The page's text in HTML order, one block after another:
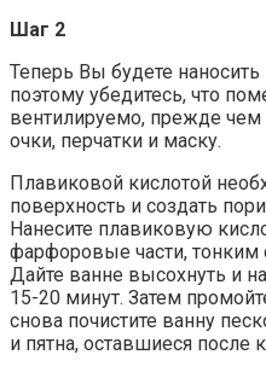
Шаг 2
Теперь Вы будете
поэтому убедитесь, что
вентилируемо, прежде чем
очки, перчатки и маску.
Плавиковой кислотой
поверхность и создать
Нанесите плавиковую
фарфоровые части,
Дайте ванне высохнуть и
15-20 минут. Затем
снова почистите ванну
и пятна, оставшиеся после